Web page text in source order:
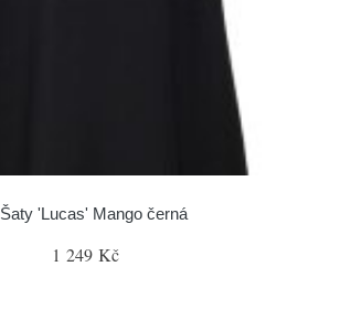
Šaty 'Lucas' Mango černá
1 249 Kč